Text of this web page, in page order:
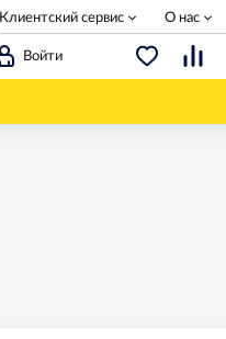
Войти
Клиентский сервис О нас